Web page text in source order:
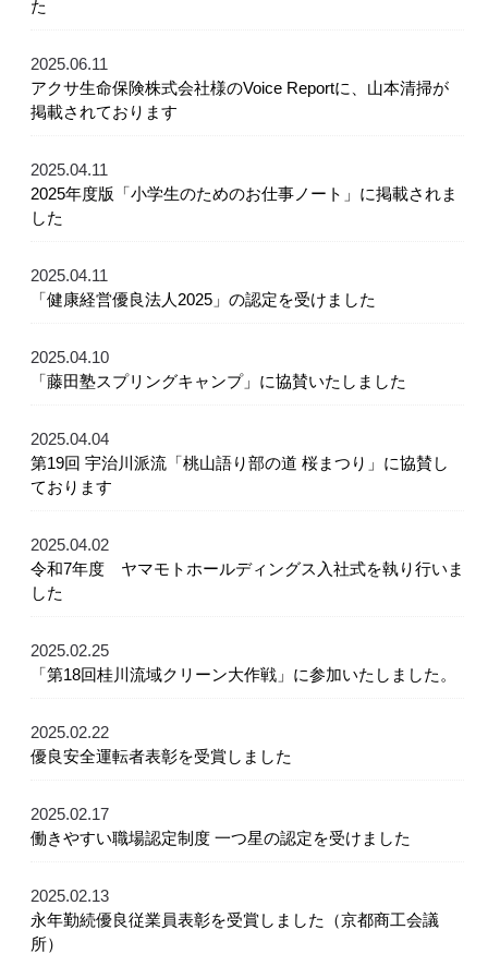
た
2025.06.11
アクサ生命保険株式会社様のVoice Reportに、山本清掃が
掲載されております
2025.04.11
2025年度版「小学生のためのお仕事ノート」に掲載されま
した
2025.04.11
「健康経営優良法人2025」の認定を受けました
2025.04.10
「藤田塾スプリングキャンプ」に協賛いたしました
2025.04.04
第19回 宇治川派流「桃山語り部の道 桜まつり」に協賛し
ております
2025.04.02
令和7年度 ヤマモトホールディングス入社式を執り行いま
した
2025.02.25
「第18回桂川流域クリーン大作戦」に参加いたしました。
2025.02.22
優良安全運転者表彰を受賞しました
2025.02.17
働きやすい職場認定制度 一つ星の認定を受けました
2025.02.13
永年勤続優良従業員表彰を受賞しました（京都商工会議
所）